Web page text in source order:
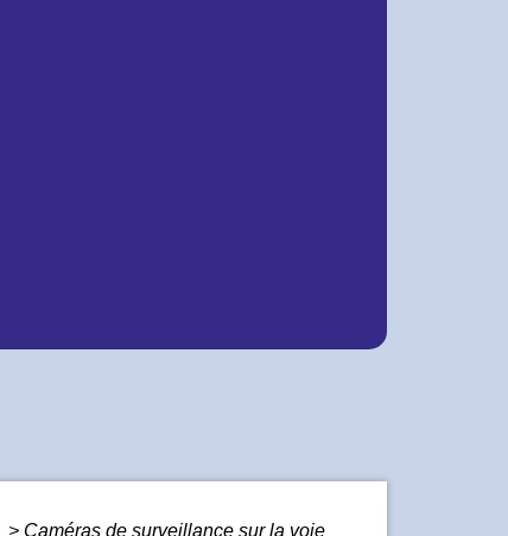
> Caméras de surveillance sur la voie